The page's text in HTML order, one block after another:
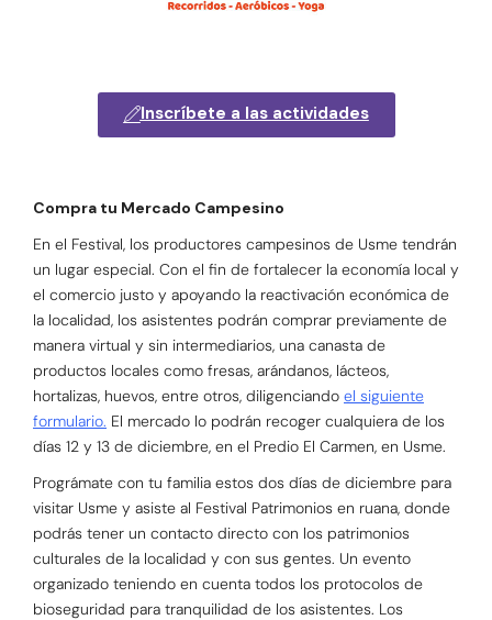
Inscríbete a las actividades
Compra tu Mercado Campesino
En el Festival, los productores campesinos de Usme tendrán
un lugar especial. Con el fin de fortalecer la economía local y
el comercio justo y apoyando la reactivación económica de
la localidad, los asistentes podrán comprar previamente de
manera virtual y sin intermediarios, una canasta de
productos locales como fresas, arándanos, lácteos,
hortalizas, huevos, entre otros, diligenciando el siguiente
formulario. El mercado lo podrán recoger cualquiera de los
días 12 y 13 de diciembre, en el Predio El Carmen, en Usme.
Prográmate con tu familia estos dos días de diciembre para
visitar Usme y asiste al Festival Patrimonios en ruana, donde
podrás tener un contacto directo con los patrimonios
culturales de la localidad y con sus gentes. Un evento
organizado teniendo en cuenta todos los protocolos de
bioseguridad para tranquilidad de los asistentes. Los